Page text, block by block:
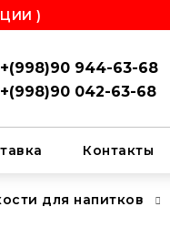
)
+(998)90 944-63-68
+(998)90 042-63-68
Контакты
для напитков